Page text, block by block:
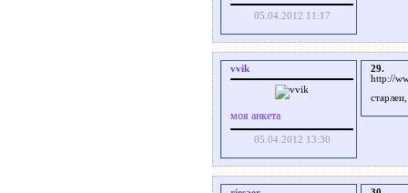
05.04.2012 11:17
vvik
моя анкета
05.04.2012 13:30
29.
http://